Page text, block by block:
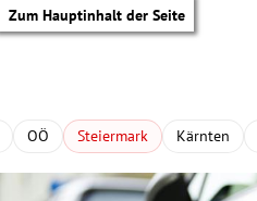
Zum Hauptinhalt der Seite
OÖ Steiermark Kärnten